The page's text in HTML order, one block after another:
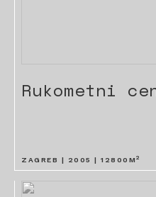
Rukometni
ZAGREB | 2005 | 12800 M 2